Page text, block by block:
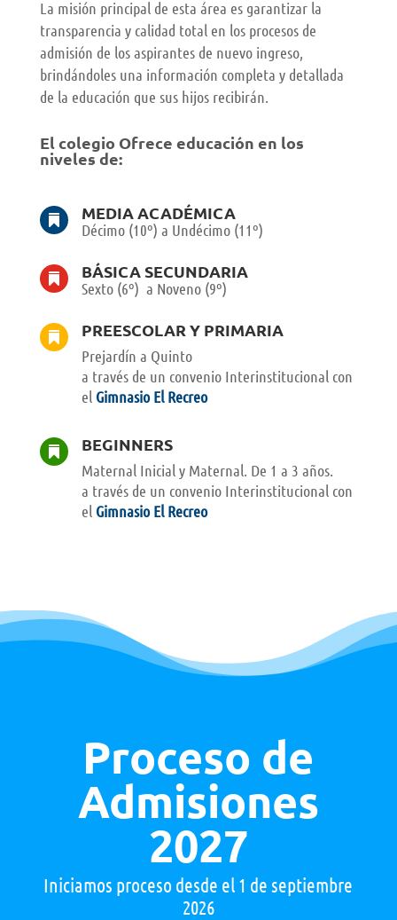
La misión principal de esta área es garantizar la
transparencia y calidad total en los procesos de
admisión de los aspirantes de nuevo ingreso,
brindándoles una información completa y detallada
de la educación que sus hijos recibirán.
El colegio Ofrece educación en los
niveles de:
 MEDIA ACADÉMICA
Décimo (10º) a Undécimo (11º)
 BÁSICA SECUNDARIA
Sexto (6º) a Noveno (9º)
 PREESCOLAR Y PRIMARIA
Prejardín a Quinto
a través de un convenio Interinstitucional con
el Gimnasio El Recreo
 BEGINNERS
Maternal Inicial y Maternal. De 1 a 3 años.
a través de un convenio Interinstitucional con
el Gimnasio El Recreo
Proceso de
Admisiones
2027
Iniciamos proceso desde el 1 de septiembre
2026